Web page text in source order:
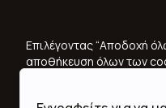
Επιλέγοντας “Αποδοχή
αποθήκευση όλων των
Όροι Χρήσης &
Πολιτική Απορρήτου